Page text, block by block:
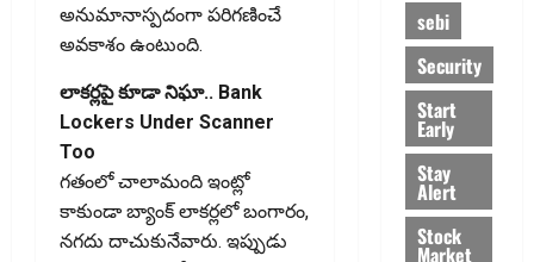
అనుమానాస్పదంగా పరిగణించే
అవకాశం ఉంటుంది.
లాకర్లపై కూడా నిఘా.. Bank
Lockers Under Scanner
Too
గతంలో చాలామంది ఇంట్లో
కాకుండా బ్యాంక్ లాకర్లలో బంగారం,
నగదు దాచుకునేవారు. ఇప్పుడు
sebi
Security
Start
Early
Stay
Alert
Stock
Market